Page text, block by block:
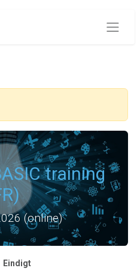
training
(online)
Eindigt